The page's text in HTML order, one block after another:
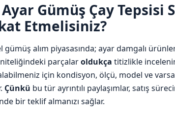
Ayar Gümüş Çay Tepsisi
Etmelisiniz?
gümüş alım piyasasında; ayar damgalı
parçalaroldukça titizlikle
için kondisyon, ölçü, model ve varsa
Çünkü bu tür ayrıntılı paylaşımlar, satış
bir teklif almanızı sağlar.